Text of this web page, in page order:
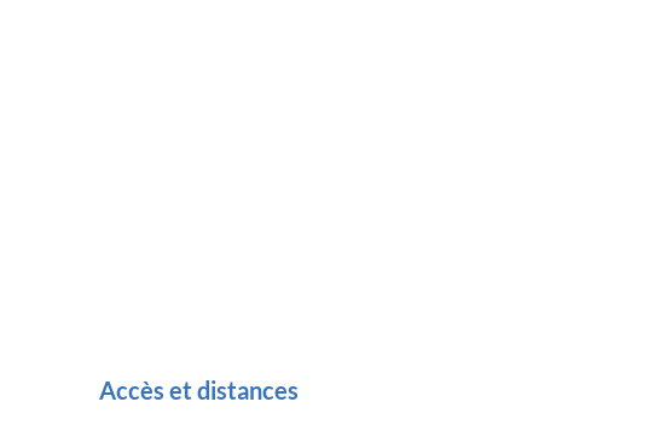
Accès et distances